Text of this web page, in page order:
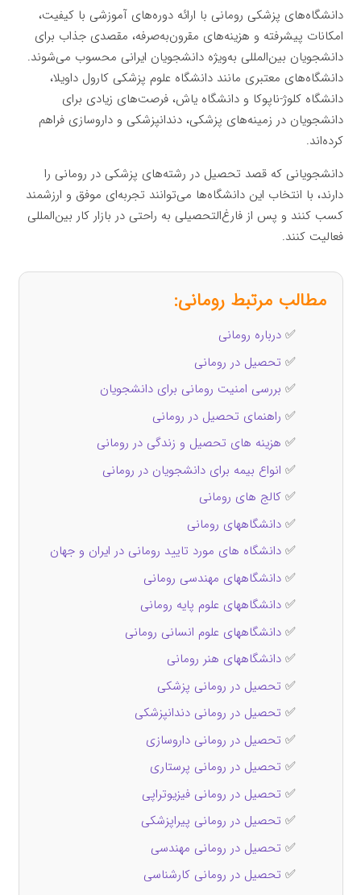
دانشگاه‌های پزشکی رومانی با ارائه دوره‌های آموزشی با کیفیت،
امکانات پیشرفته و هزینه‌های مقرون‌به‌صرفه، مقصدی جذاب برای
دانشجویان بین‌المللی به‌ویژه دانشجویان ایرانی محسوب می‌شوند.
دانشگاه‌های معتبری مانند دانشگاه علوم پزشکی کارول داویلا،
دانشگاه کلوژ-ناپوکا و دانشگاه یاش، فرصت‌های زیادی برای
دانشجویان در زمینه‌های پزشکی، دندانپزشکی و داروسازی فراهم
کرده‌اند.
دانشجویانی که قصد تحصیل در رشته‌های پزشکی در رومانی را
دارند، با انتخاب این دانشگاه‌ها می‌توانند تجربه‌ای موفق و ارزشمند
کسب کنند و پس از فارغ‌التحصیلی به راحتی در بازار کار بین‌المللی
فعالیت کنند.
مطالب مرتبط رومانی:
✅ درباره رومانی
✅ تحصیل در رومانی
✅ بررسی امنیت رومانی برای دانشجویان
✅ راهنمای تحصیل در رومانی
✅ هزینه‌ های تحصیل و زندگی در رومانی
✅ انواع بیمه برای دانشجویان در رومانی
✅ کالج های رومانی
✅ دانشگاههای رومانی
✅ دانشگاه های مورد تایید رومانی در ایران و جهان
✅ دانشگاههای مهندسی رومانی
✅ دانشگاههای علوم پایه رومانی
✅ دانشگاههای علوم انسانی رومانی
✅ دانشگاههای هنر رومانی
✅ تحصیل در رومانی پزشکی
✅ تحصیل در رومانی دندانپزشکی
✅ تحصیل در رومانی داروسازی
✅ تحصیل در رومانی پرستاری
✅ تحصیل در رومانی فیزیوتراپی
✅ تحصیل در رومانی پیراپزشکی
✅ تحصیل در رومانی مهندسی
✅ تحصیل در رومانی کارشناسی